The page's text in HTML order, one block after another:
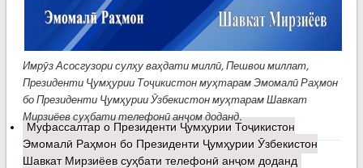
Имрӯз Асосгузори сулҳу ваҳдати миллӣ, Пешвои миллат,
Президенти Ҷумҳурии Тоҷикистон муҳтарам Эмомалӣ Раҳмон
бо Президенти Ҷумҳурии Ӯзбекистон муҳтарам Шавкат
Мирзиёев суҳбати телефонӣ анҷом доданд.
Муфассалтаро Президенти Ҷумҳурии Тоҷикистон
Эмомалӣ Раҳмон бо Президенти Ҷумҳурии Ӯзбекистон
Шавкат Мирзиёев суҳбати телефонӣ анҷом доданд